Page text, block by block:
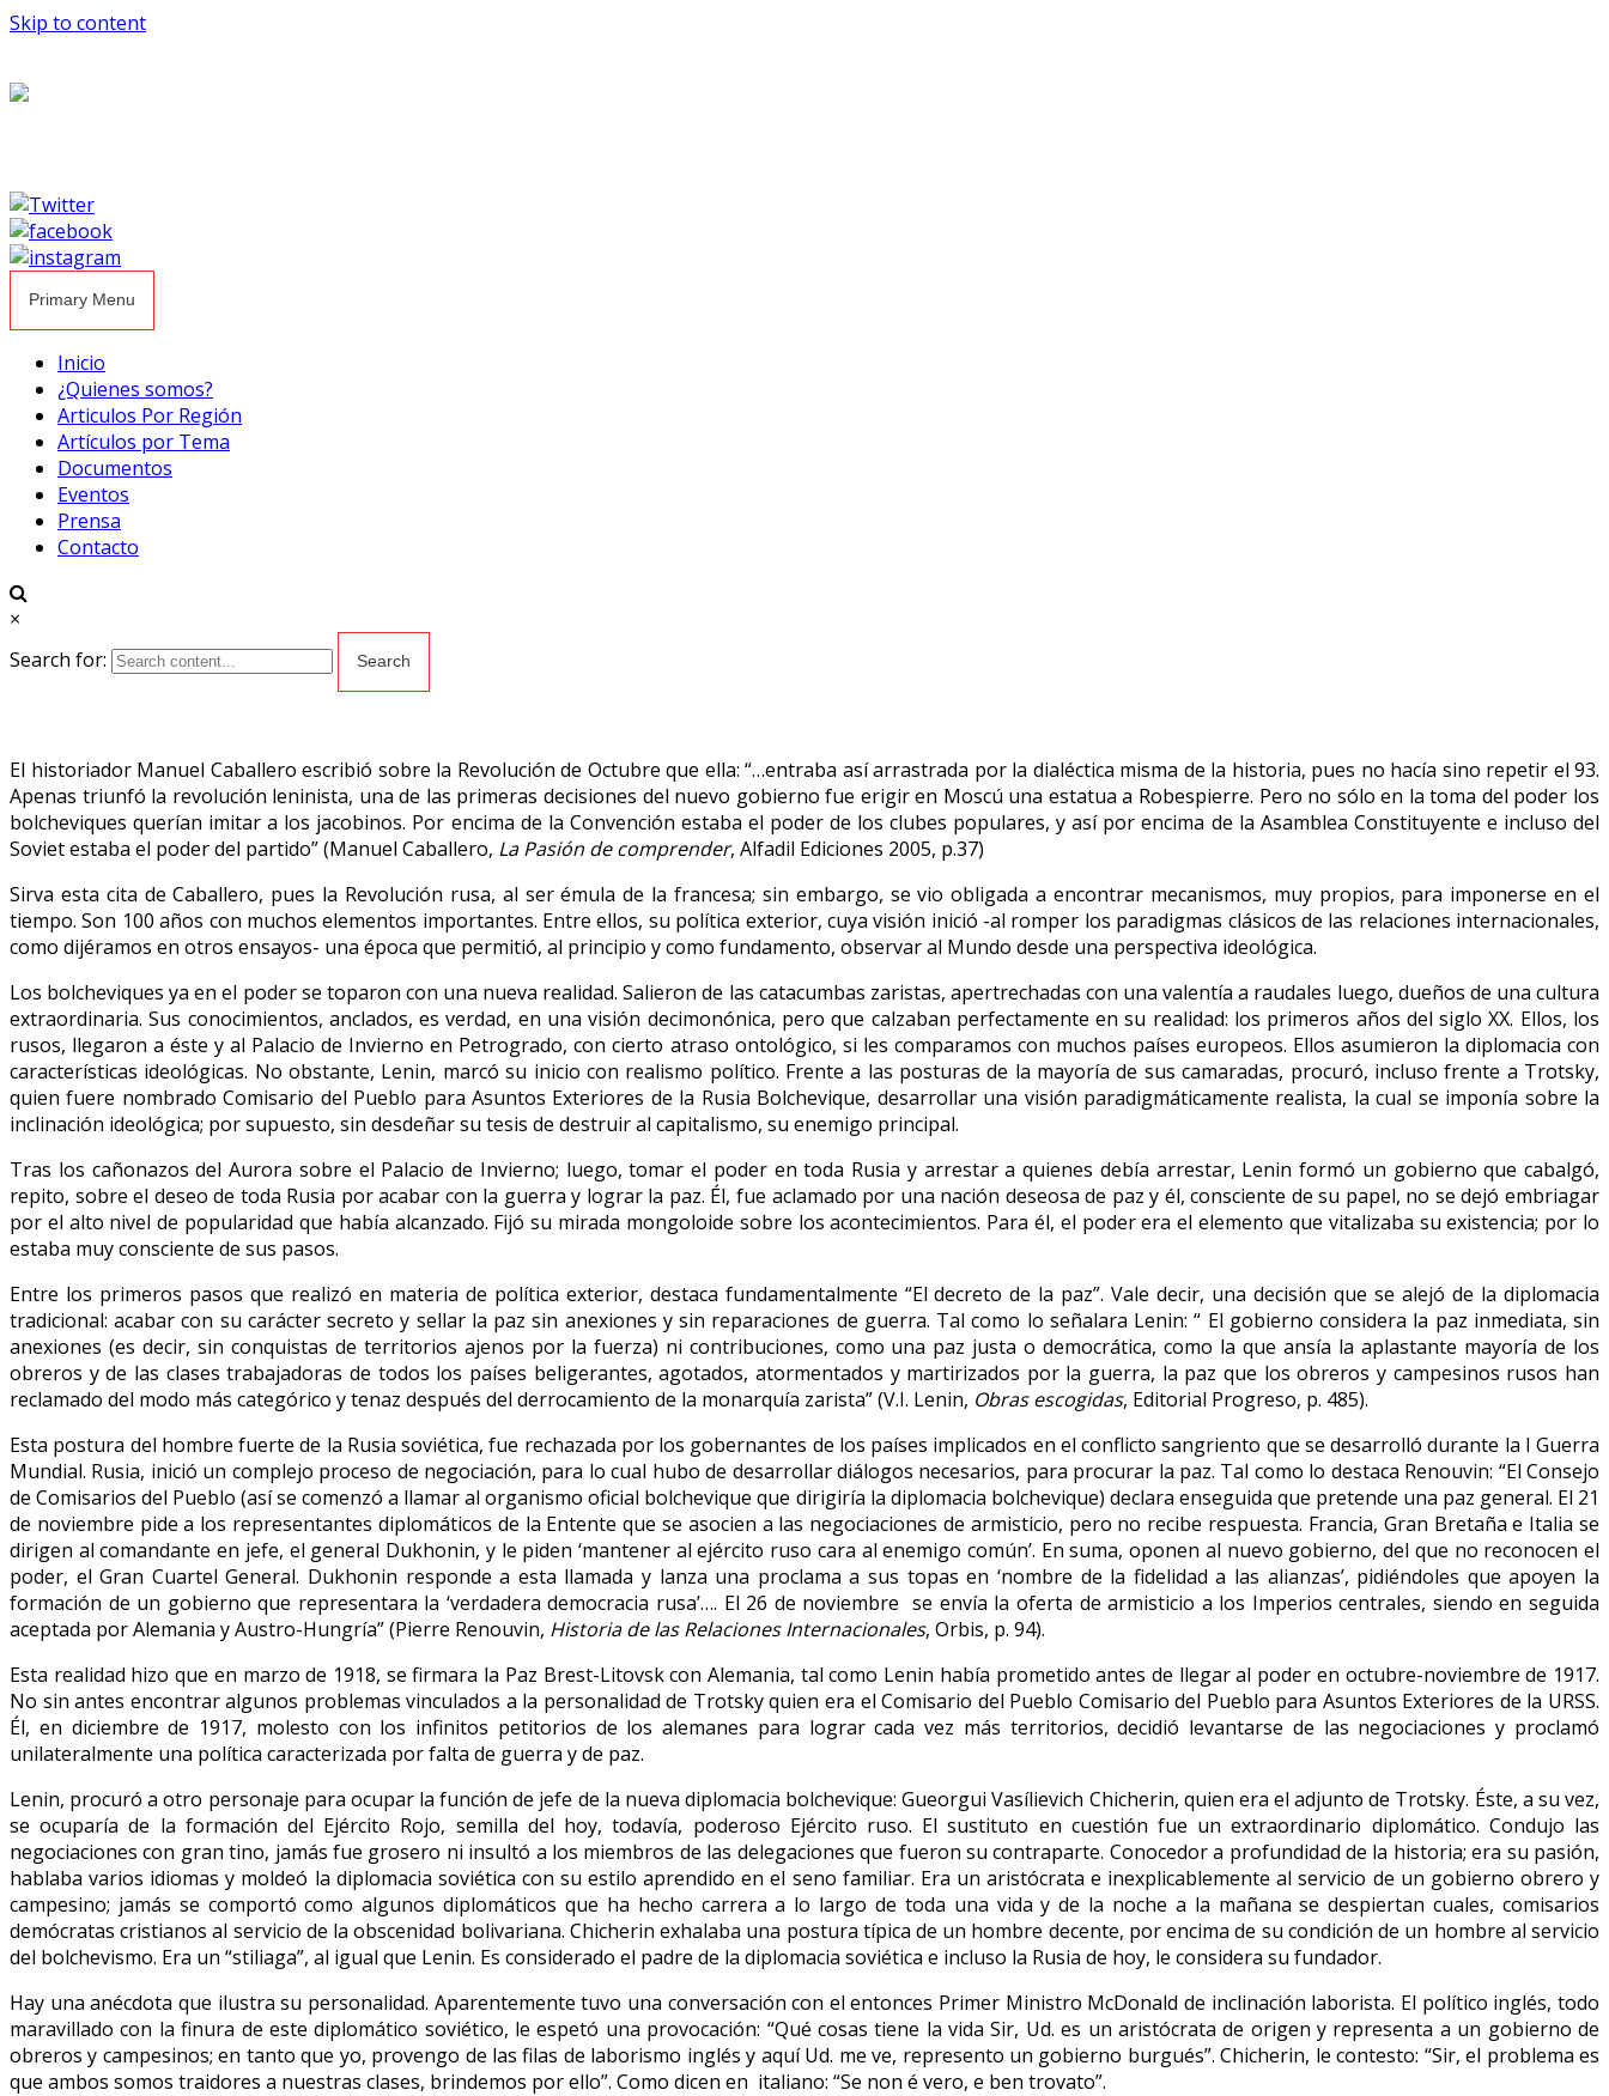
Skip to content
Primary Menu
Inicio
¿Quienes somos?
Articulos Por Región
Artículos por Tema
Documentos
Eventos
Prensa
Contacto
×
Search for:
El historiador Manuel Caballero escribió sobre la Revolución de Octubre que ella: “…entraba así arrastrada por la dialéctica misma de la historia, pues no hacía sino repetir el 93.
Apenas triunfó la revolución leninista, una de las primeras decisiones del nuevo gobierno fue erigir en Moscú una estatua a Robespierre. Pero no sólo en la toma del poder los
bolcheviques querían imitar a los jacobinos. Por encima de la Convención estaba el poder de los clubes populares, y así por encima de la Asamblea Constituyente e incluso del
Soviet estaba el poder del partido” (Manuel Caballero, La Pasión de comprender, Alfadil Ediciones 2005, p.37)
Sirva esta cita de Caballero, pues la Revolución rusa, al ser émula de la francesa; sin embargo, se vio obligada a encontrar mecanismos, muy propios, para imponerse en el
tiempo. Son 100 años con muchos elementos importantes. Entre ellos, su política exterior, cuya visión inició -al romper los paradigmas clásicos de las relaciones internacionales,
como dijéramos en otros ensayos- una época que permitió, al principio y como fundamento, observar al Mundo desde una perspectiva ideológica.
Los bolcheviques ya en el poder se toparon con una nueva realidad. Salieron de las catacumbas zaristas, apertrechadas con una valentía a raudales luego, dueños de una cultura
extraordinaria. Sus conocimientos, anclados, es verdad, en una visión decimonónica, pero que calzaban perfectamente en su realidad: los primeros años del siglo XX. Ellos, los
rusos, llegaron a éste y al Palacio de Invierno en Petrogrado, con cierto atraso ontológico, si les comparamos con muchos países europeos. Ellos asumieron la diplomacia con
características ideológicas. No obstante, Lenin, marcó su inicio con realismo político. Frente a las posturas de la mayoría de sus camaradas, procuró, incluso frente a Trotsky,
quien fuere nombrado Comisario del Pueblo para Asuntos Exteriores de la Rusia Bolchevique, desarrollar una visión paradigmáticamente realista, la cual se imponía sobre la
inclinación ideológica; por supuesto, sin desdeñar su tesis de destruir al capitalismo, su enemigo principal.
Tras los cañonazos del Aurora sobre el Palacio de Invierno; luego, tomar el poder en toda Rusia y arrestar a quienes debía arrestar, Lenin formó un gobierno que cabalgó,
repito, sobre el deseo de toda Rusia por acabar con la guerra y lograr la paz. Él, fue aclamado por una nación deseosa de paz y él, consciente de su papel, no se dejó embriagar
por el alto nivel de popularidad que había alcanzado. Fijó su mirada mongoloide sobre los acontecimientos. Para él, el poder era el elemento que vitalizaba su existencia; por lo
estaba muy consciente de sus pasos.
Entre los primeros pasos que realizó en materia de política exterior, destaca fundamentalmente “El decreto de la paz”. Vale decir, una decisión que se alejó de la diplomacia
tradicional: acabar con su carácter secreto y sellar la paz sin anexiones y sin reparaciones de guerra. Tal como lo señalara Lenin: “ El gobierno considera la paz inmediata, sin
anexiones (es decir, sin conquistas de territorios ajenos por la fuerza) ni contribuciones, como una paz justa o democrática, como la que ansía la aplastante mayoría de los
obreros y de las clases trabajadoras de todos los países beligerantes, agotados, atormentados y martirizados por la guerra, la paz que los obreros y campesinos rusos han
reclamado del modo más categórico y tenaz después del derrocamiento de la monarquía zarista” (V.I. Lenin, Obras escogidas, Editorial Progreso, p. 485).
Esta postura del hombre fuerte de la Rusia soviética, fue rechazada por los gobernantes de los países implicados en el conflicto sangriento que se desarrolló durante la I Guerra
Mundial. Rusia, inició un complejo proceso de negociación, para lo cual hubo de desarrollar diálogos necesarios, para procurar la paz. Tal como lo destaca Renouvin: “El Consejo
de Comisarios del Pueblo (así se comenzó a llamar al organismo oficial bolchevique que dirigiría la diplomacia bolchevique) declara enseguida que pretende una paz general. El 21
de noviembre pide a los representantes diplomáticos de la Entente que se asocien a las negociaciones de armisticio, pero no recibe respuesta. Francia, Gran Bretaña e Italia se
dirigen al comandante en jefe, el general Dukhonin, y le piden ‘mantener al ejército ruso cara al enemigo común’. En suma, oponen al nuevo gobierno, del que no reconocen el
poder, el Gran Cuartel General. Dukhonin responde a esta llamada y lanza una proclama a sus topas en ‘nombre de la fidelidad a las alianzas’, pidiéndoles que apoyen la
formación de un gobierno que representara la ‘verdadera democracia rusa’…. El 26 de noviembre se envía la oferta de armisticio a los Imperios centrales, siendo en seguida
aceptada por Alemania y Austro-Hungría” (Pierre Renouvin, Historia de las Relaciones Internacionales, Orbis, p. 94).
Esta realidad hizo que en marzo de 1918, se firmara la Paz Brest-Litovsk con Alemania, tal como Lenin había prometido antes de llegar al poder en octubre-noviembre de 1917.
No sin antes encontrar algunos problemas vinculados a la personalidad de Trotsky quien era el Comisario del Pueblo Comisario del Pueblo para Asuntos Exteriores de la URSS.
Él, en diciembre de 1917, molesto con los infinitos petitorios de los alemanes para lograr cada vez más territorios, decidió levantarse de las negociaciones y proclamó
unilateralmente una política caracterizada por falta de guerra y de paz.
Lenin, procuró a otro personaje para ocupar la función de jefe de la nueva diplomacia bolchevique: Gueorgui Vasílievich Chicherin, quien era el adjunto de Trotsky. Éste, a su vez,
se ocuparía de la formación del Ejército Rojo, semilla del hoy, todavía, poderoso Ejército ruso. El sustituto en cuestión fue un extraordinario diplomático. Condujo las
negociaciones con gran tino, jamás fue grosero ni insultó a los miembros de las delegaciones que fueron su contraparte. Conocedor a profundidad de la historia; era su pasión,
hablaba varios idiomas y moldeó la diplomacia soviética con su estilo aprendido en el seno familiar. Era un aristócrata e inexplicablemente al servicio de un gobierno obrero y
campesino; jamás se comportó como algunos diplomáticos que ha hecho carrera a lo largo de toda una vida y de la noche a la mañana se despiertan cuales, comisarios
demócratas cristianos al servicio de la obscenidad bolivariana. Chicherin exhalaba una postura típica de un hombre decente, por encima de su condición de un hombre al servicio
del bolchevismo. Era un “stiliaga”, al igual que Lenin. Es considerado el padre de la diplomacia soviética e incluso la Rusia de hoy, le considera su fundador.
Hay una anécdota que ilustra su personalidad. Aparentemente tuvo una conversación con el entonces Primer Ministro McDonald de inclinación laborista. El político inglés, todo
maravillado con la finura de este diplomático soviético, le espetó una provocación: “Qué cosas tiene la vida Sir, Ud. es un aristócrata de origen y representa a un gobierno de
obreros y campesinos; en tanto que yo, provengo de las filas de laborismo inglés y aquí Ud. me ve, represento un gobierno burgués”. Chicherin, le contesto: “Sir, el problema es
que ambos somos traidores a nuestras clases, brindemos por ello”. Como dicen en italiano: “Se non é vero, e ben trovato”.